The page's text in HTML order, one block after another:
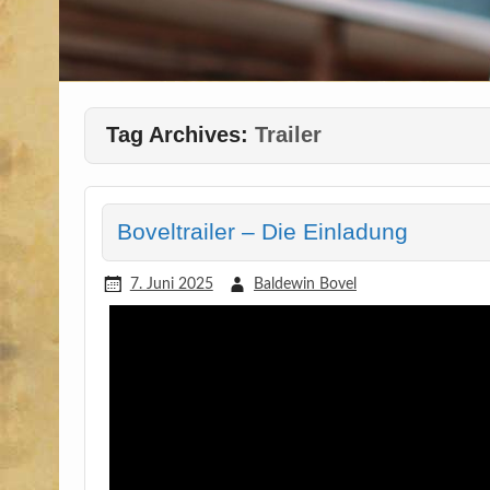
Tag Archives:Trailer
Boveltrailer – Die Einladung
7. Juni 2025 Baldewin Bovel